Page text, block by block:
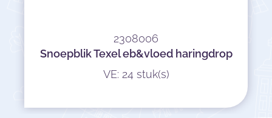
2308006
Snoepblik Texel eb&vloed haringdrop
VE: 24 stuk(s)